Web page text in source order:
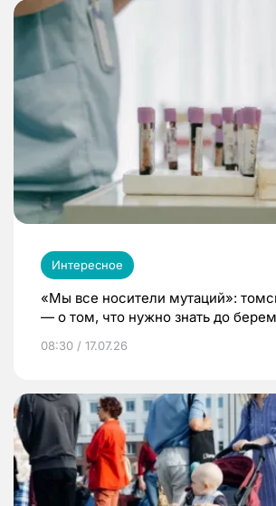
Интересное
«Мы все носители мутаций»:
— о том, что нужно знать до
08:30 / 17.07.26